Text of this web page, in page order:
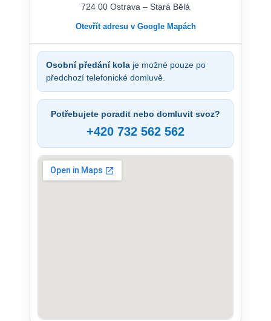
724 00 Ostrava – Stará Bělá
Otevřít adresu v Google Mapách
Osobní předání kola je možné pouze po
předchozí telefonické domluvě.
Potřebujete poradit nebo domluvit svoz?
+420 732 562 562